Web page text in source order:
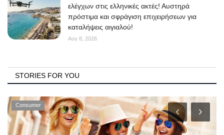
ελέγχων στις ελληνικές ακτές! Αυστηρά
πρόστιμα και σφράγιση επιχειρήσεων για
καταλήψεις αιγιαλού!
Αυγ 8, 2026
STORIES FOR YOU
Consumer